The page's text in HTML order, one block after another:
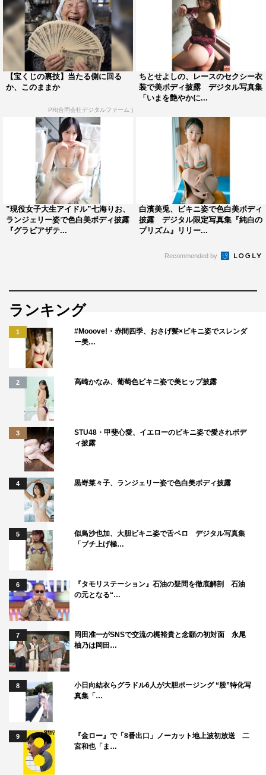
【宝くじの裏技】当たる側に回る
か、このままか
PR(合同会社デジタルファーム )
ちとせよしの、レースのセクシー衣
装で美ボディ披露 デジタル写真集
「いまを艶やかに...
”現役女子大生アイドル”七海りお、
ランジェリー姿で色白美ボディ披露
『グラビアザテ...
白濱美兎、ビキニ姿で色白美ボディ
披露 デジタル限定写真集『純白の
プリズム』リリー...
Recommended by
ランキング
1
#Mooove!・赤間四季、おさげ髪×ビキニ姿でスレンダ
ー美…
2 高崎かなみ、葡萄色ビキニ姿で美ヒップ披露
3
STU48・甲斐心愛、イエローのビキニ姿で愛されボデ
ィ披露
4 黒嵜菜々子、ランジェリー姿で色白美ボディ披露
5
似鳥沙也加、大胆ビキニ姿で舌ペロ デジタル写真集
「ブチ上げ極…
6
『タモリステーション』石油の疑問を徹底解剖 石油
の元となる“…
7
岡田准一がSNSで交流の梶裕貴と念願の初対面 永尾
柚乃は岡田…
8
小日向結衣らグラドル6人が大胆ポージング “股”特化写
真集「…
9
『金ロー』で「8番出口」ノーカット地上波初放送 二
宮和也「ま…